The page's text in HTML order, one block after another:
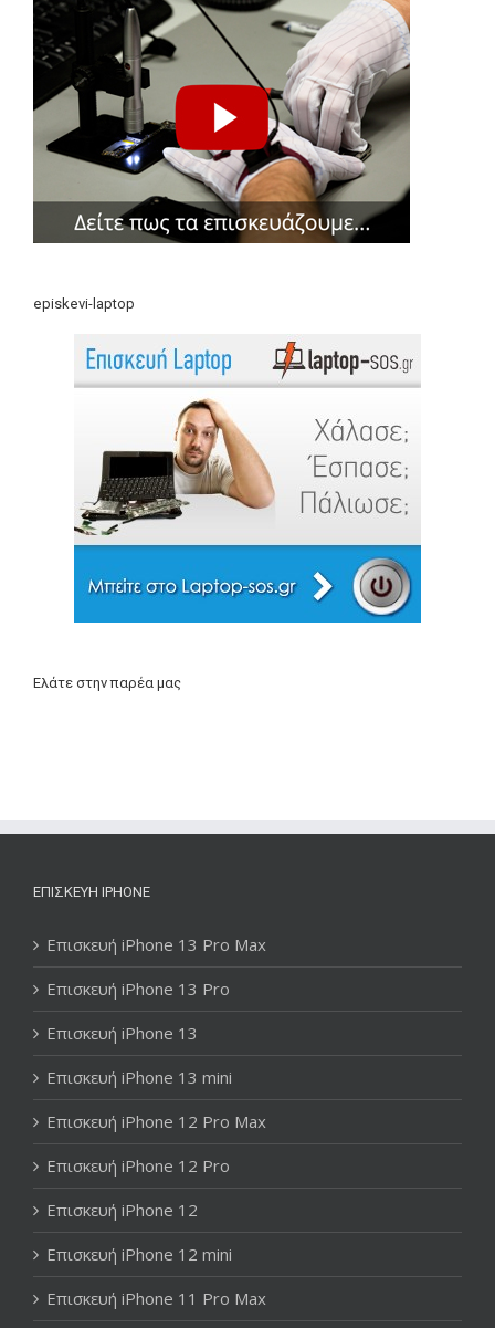
episkevi-laptop
Ελάτε στην παρέα μας
ΕΠΙΣΚΕΥΉ IPHONE
Επισκευή iPhone 13 Pro Max
Επισκευή iPhone 13 Pro
Επισκευή iPhone 13
Επισκευή iPhone 13 mini
Επισκευή iPhone 12 Pro Max
Επισκευή iPhone 12 Pro
Επισκευή iPhone 12
Επισκευή iPhone 12 mini
Επισκευή iPhone 11 Pro Max